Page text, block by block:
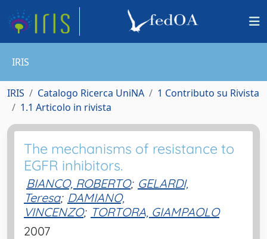
IRIS
IRIS Catalogo Ricerca UniNA
1 Contributo su Rivista
1.1 Articolo in rivista
The mechanisms of resistance to
EGFR inhibitors.
BIANCO, ROBERTO; GELARDI,
Teresa; DAMIANO,
VINCENZO; TORTORA, GIAMPAOLO
2007